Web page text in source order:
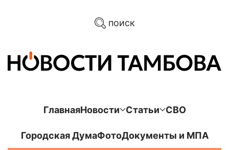
поиск
ГлавнаяНовости Статьи СВО
Городская ДумаФотоДокументы и МПА